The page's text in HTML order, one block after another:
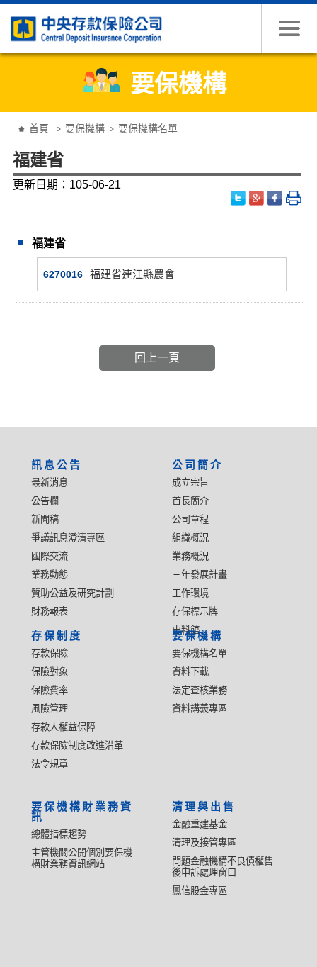
要保機構
首頁 要保機構 要保機構名單
福建省
更新日期：105-06-21
福建省
6270016 福建省連江縣農會
回上一頁
訊息公告
最新消息
公告欄
新聞稿
爭議訊息澄清專區
國際交流
業務動態
贊助公益及研究計劃
財務報表
公司簡介
成立宗旨
首長簡介
公司章程
組織概況
業務概況
三年發展計畫
工作環境
存保標示牌
史料館
存保制度
存款保險
保險對象
保險費率
風險管理
存款人權益保障
存款保險制度改進沿革
法令規章
要保機構
要保機構名單
資料下載
法定查核業務
資料講義專區
要保機構財業務資
訊
總體指標趨勢
主管機關公開個別要保機
構財業務資訊網站
清理與出售
金融重建基金
清理及接管專區
問題金融機構不良債權售
後申訴處理窗口
鳳信股金專區